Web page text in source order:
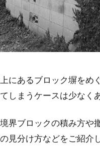
にあるブロック塀をめ
しまうケースは少なく
界ブロックの積み方や
見分け方などをご紹介